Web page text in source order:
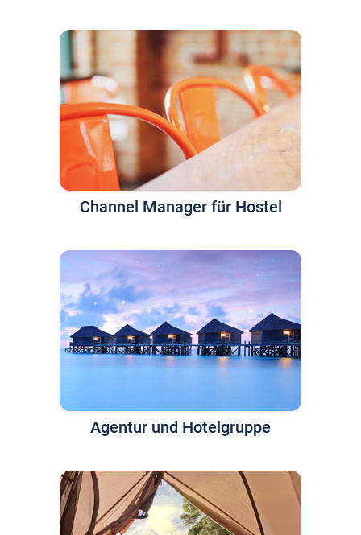
Channel Manager für Hostel
Agentur und Hotelgruppe